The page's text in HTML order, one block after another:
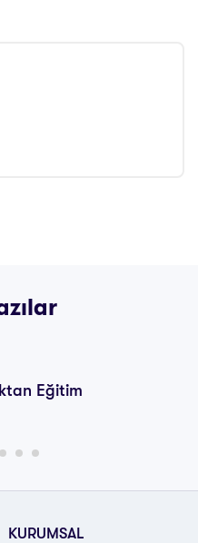
Eğitim
KURUMSAL